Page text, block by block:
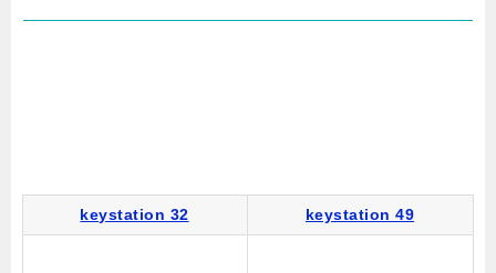
keystation 32 keystation 49